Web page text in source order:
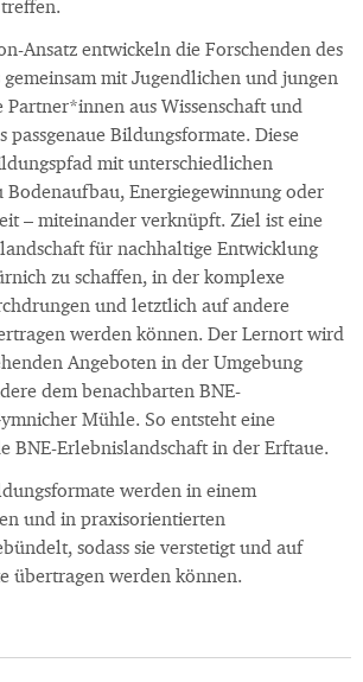
Ansatz entwickeln die Forschenden des
mit Jugendlichen und jungen
Partner*innen aus Wissenschaft und
passgenaue Bildungsformate. Diese
mit unterschiedlichen
Bodenaufbau, Energiegewinnung oder
– miteinander verknüpft. Ziel ist eine
für nachhaltige Entwicklung
zu schaffen, in der komplexe
und letztlich auf andere
werden können. Der Lernort wird
Angeboten in der Umgebung
dem benachbarten BNE-
Mühle. So entsteht eine
BNE-Erlebnislandschaft in der Erftaue.
werden in einem
und in praxisorientierten
sodass sie verstetigt und auf
übertragen werden können.